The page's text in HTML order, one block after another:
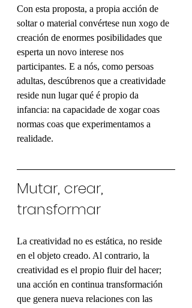
Con esta proposta, a propia acción de
soltar o material convértese nun xogo de
creación de enormes posibilidades que
esperta un novo interese nos
participantes. E a nós, como persoas
adultas, descúbrenos que a creatividade
reside nun lugar qué é propio da
infancia: na capacidade de xogar coas
normas coas que experimentamos a
realidade.
Mutar, crear,
transformar
La creatividad no es estática, no reside
en el objeto creado. Al contrario, la
creatividad es el propio fluir del hacer;
una acción en continua transformación
que genera nueva relaciones con las